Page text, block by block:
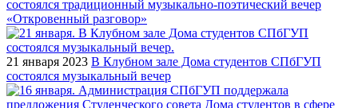
состоялся традиционный музыкально-поэтический вечер
«Откровенный разговор»
21 января 2023 В Клубном зале Дома студентов СПбГУП
состоялся музыкальный вечер